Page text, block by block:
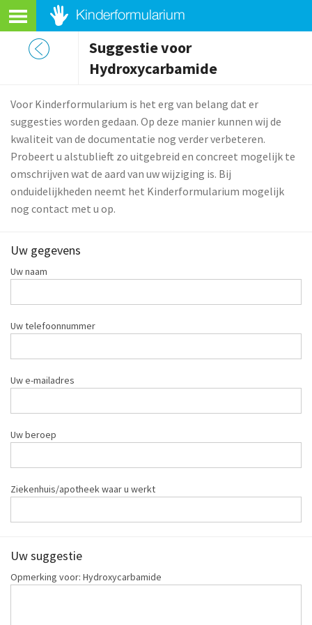
Suggestie voor
Hydroxycarbamide
Voor Kinderformularium is het erg van belang dat er
suggesties worden gedaan. Op deze manier kunnen wij de
kwaliteit van de documentatie nog verder verbeteren.
Probeert u alstublieft zo uitgebreid en concreet mogelijk te
omschrijven wat de aard van uw wijziging is. Bij
onduidelijkheden neemt het Kinderformularium mogelijk
nog contact met u op.
Uw gegevens
Uw naam
Uw telefoonnummer
Uw e-mailadres
Uw beroep
Ziekenhuis/apotheek waar u werkt
Uw suggestie
Opmerking voor: Hydroxycarbamide